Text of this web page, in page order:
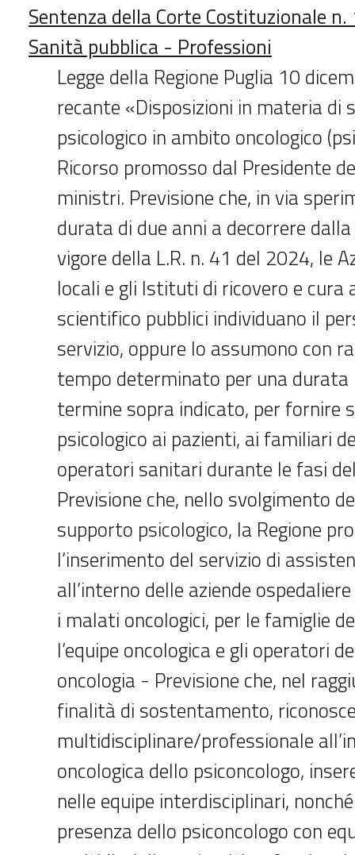
Sentenza della Corte Costituzionale
Sanità pubblica - Professioni
Legge della Regione Puglia 10
recante «Disposizioni in materia di
psicologico in ambito oncologico
Ricorso promosso dal Presidente
ministri. Previsione che, in via
durata di due anni a decorrere
vigore della L.R. n. 41 del 2024, le
locali e gli Istituti di ricovero e cura
scientifico pubblici individuano il
servizio, oppure lo assumono con
tempo determinato per una durata
termine sopra indicato, per fornire
psicologico ai pazienti, ai familiari
operatori sanitari durante le fasi
Previsione che, nello svolgimento
supporto psicologico, la Regione
l’inserimento del servizio di
all’interno delle aziende
i malati oncologici, per le famiglie
l’equipe oncologica e gli operatori
oncologia - Previsione che, nel
finalità di sostentamento,
multidisciplinare/professionale
oncologica dello psiconcologo,
nelle equipe interdisciplinari,
presenza dello psiconcologo con